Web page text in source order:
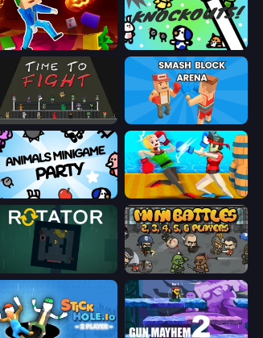
Balanced Running KNOCKOUTS!
Time to Fight Smash Block Arena
Animals Minigame Party Funny Ragdoll Wrestlers
Rotator MiniBattles